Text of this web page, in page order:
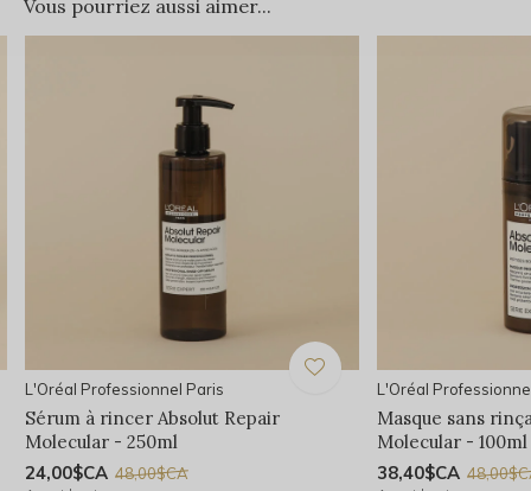
Vous pourriez aussi aimer...
L'Oréal Professionnel Paris
Sérum à rincer Absolut Repair
Molecular - 250ml
24,00$CA 48,00$CA
L'Oréal
Masque sans
Molecular - 100ml
38,40$CA